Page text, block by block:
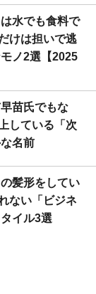
水でも食料で
けは担いで逃
ノ2選【2025
苗氏でもな
している「次
名前
髪形をしてい
ない「ビジネ
イル3選